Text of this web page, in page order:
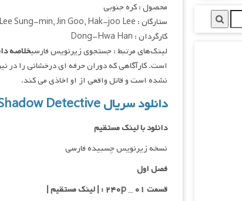
محصول : کره جنوبی
ستارگان : Lee Sung-min, Jin Goo, Hak-joo Lee
کارگردان : Dong-Hwa Han
لینک‌های مرتبط : جستجوی زیرنویس فارسیخلاصه
است. کارآگاهی که دوران حرفه ای درخشانی را
نشده است و قاتل واقعی از او اخاذی می کند.
دانلود سریال Shadow Detective
دانلود با لینک مستقیم
نسخه زیرنویس چسبیده فارسی
فصل اول
قسمت ۰۱ _ ۲۴۰p : | لینک مستقیم |